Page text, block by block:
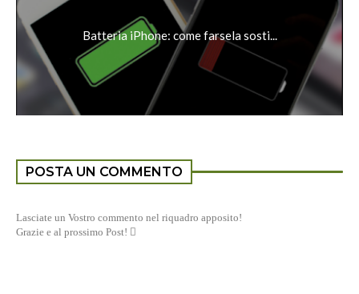
Batteria iPhone: come farsela sosti...
POSTA UN COMMENTO
Lasciate un Vostro commento nel riquadro apposito!
Grazie e al prossimo Post! 